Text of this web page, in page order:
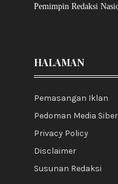
Pemimpin Redaksi
HALAMAN
Pemasangan Iklan
Pedoman Media Siber
Privacy Policy
Disclaimer
Susunan Redaksi